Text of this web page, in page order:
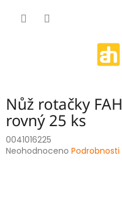
Nůž rotačky
rovný 25 ks
0041016225
Průměrné
Neohodnoceno